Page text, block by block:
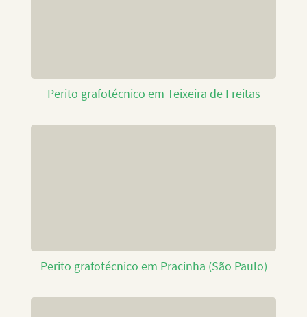
Perito grafotécnico em Teixeira de Freitas
Perito grafotécnico em Pracinha (São Paulo)